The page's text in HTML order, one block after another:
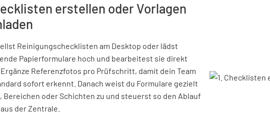
erstellen oder Vorlagen
Reinigungschecklisten am Desktop oder lädst
Papierformulare hoch und bearbeitest sie direkt
Referenzfotos pro Prüfschritt, damit dein Team
sofort erkennt. Danach weist du Formulare gezielt
Bereichen oder Schichten zu und steuerst so den Ablauf
der Zentrale.